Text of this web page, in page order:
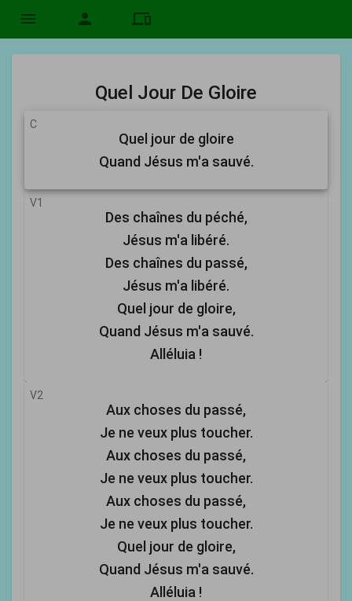
menu person devices
Quel Jour De Gloire
C
Quel jour de gloire
Quand Jésus m'a sauvé.
V1
Des chaînes du péché,
Jésus m'a libéré.
Des chaînes du passé,
Jésus m'a libéré.
Quel jour de gloire,
Quand Jésus m'a sauvé.
Alléluia !
V2
Aux choses du passé,
Je ne veux plus toucher.
Aux choses du passé,
Je ne veux plus toucher.
Aux choses du passé,
Je ne veux plus toucher.
Quel jour de gloire,
Quand Jésus m'a sauvé.
Alléluia !